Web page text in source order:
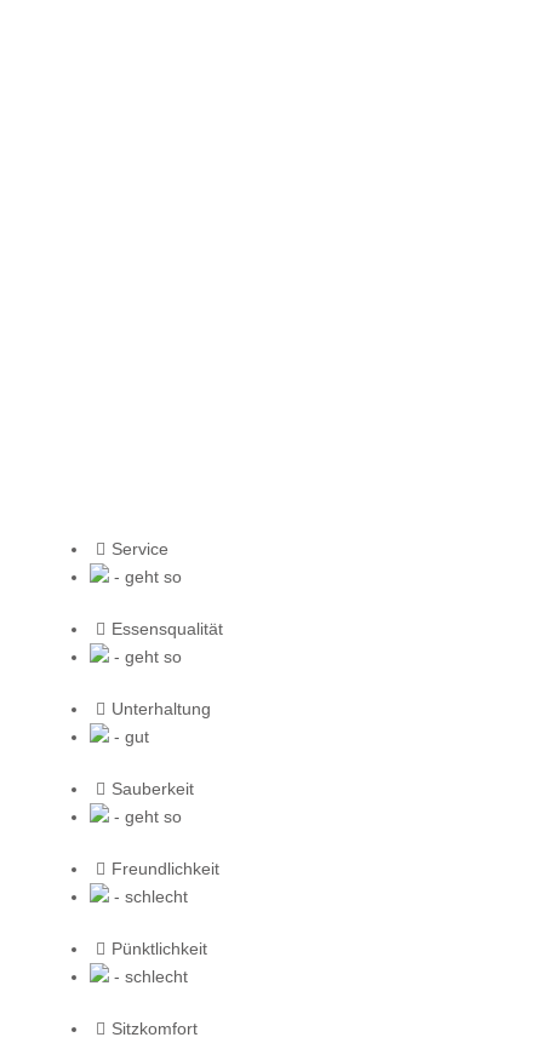
Service
- geht so
Essensqualität
- geht so
Unterhaltung
- gut
Sauberkeit
- geht so
Freundlichkeit
- schlecht
Pünktlichkeit
- schlecht
Sitzkomfort